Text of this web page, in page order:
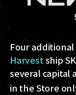
Four
Harvestship
several capital
in the Store